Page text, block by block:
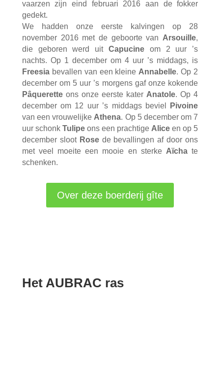
vaarzen zijn eind februari 2016 aan de fokker
gedekt.
We hadden onze eerste kalvingen op 28
november 2016 met de geboorte van Arsouille,
die geboren werd uit Capucine om 2 uur ’s
nachts. Op 1 december om 4 uur ’s middags, is
Freesiabevallen van een kleine Annabelle. Op 2
december om 5 uur ’s morgens gaf onze kokende
Pâqueretteons onze eerste kater Anatole. Op 4
december om 12 uur ’s middags beviel
Pivoine
van een vrouwelijke Athena. Op 5 december om 7
uur schonk Tulipeons een prachtige Alice en op 5
december sloot Rosede bevallingen af door ons
met veel moeite een mooie en sterke Aïcha te
schenken.
Over deze boerderij gîte
Het AUBRAC ras